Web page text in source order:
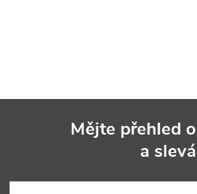
Mějte přehled
a